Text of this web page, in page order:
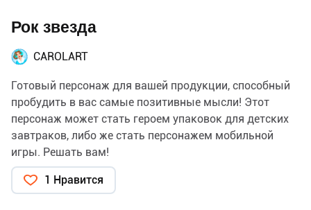
Рок звезда
CAROLART
Готовый персонаж для вашей продукции, способный
пробудить в вас самые позитивные мысли! Этот
персонаж может стать героем упаковок для детских
завтраков, либо же стать персонажем мобильной
игры. Решать вам!
1 Нравится